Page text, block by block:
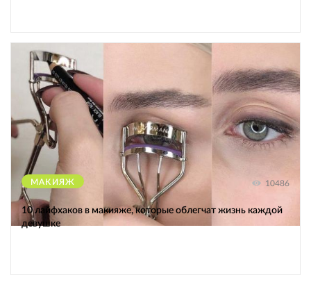
МАКИЯЖ 10486
10 лайфхаков в макияже, которые облегчат жизнь каждой
девушке